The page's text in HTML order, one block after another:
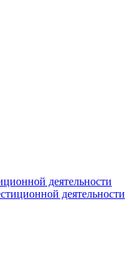
деятельности
деятельности